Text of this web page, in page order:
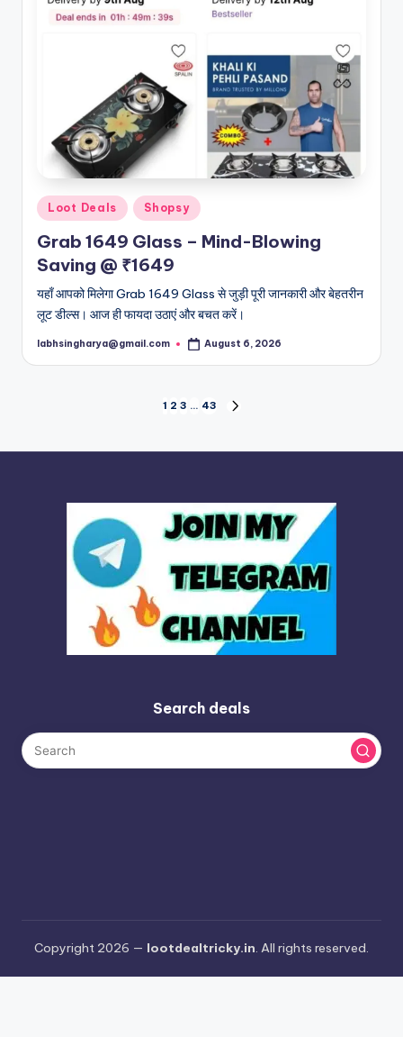
Posted
in
Loot Deals Shopsy
Grab 1649 Glass – Mind-Blowing
Saving @ ₹1649
यहाँ आपको मिलेगा Grab 1649 Glass से जुड़ी पूरी जानकारी और बेहतरीन
लूट डील्स। आज ही फायदा उठाएं और बचत करें।
Posted
labhsingharya@gmail.com August 6, 2026
pagination
1 2 3 … 43
Search deals
Copyright 2026 — lootdealtricky.in. All rights reserved.